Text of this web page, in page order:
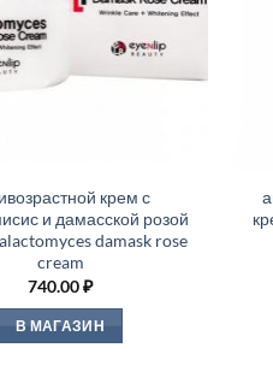
крем с
и дамасской розой
damask rose
cream
740.00₽
В МАГАЗИН